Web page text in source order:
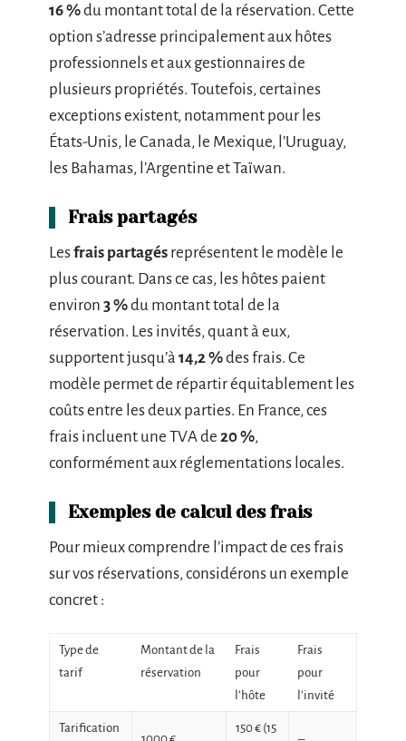
16 %du montant total de la réservation. Cette
option s’adresse principalement aux hôtes
professionnels et aux gestionnaires de
plusieurs propriétés. Toutefois, certaines
exceptions existent, notamment pour les
États-Unis, le Canada, le Mexique, l’Uruguay,
les Bahamas, l’Argentine et Taïwan.
Frais partagés
Lesfrais partagés représentent le modèle le
plus courant. Dans ce cas, les hôtes paient
environ 3 %du montant total de la
réservation. Les invités, quant à eux,
supportent jusqu’à 14,2 %des frais. Ce
modèle permet de répartir équitablement les
coûts entre les deux parties. En France, ces
frais incluent une TVA de 20 %,
conformément aux réglementations locales.
Exemples de calcul des frais
Pour mieux comprendre l’impact de ces frais
sur vos réservations, considérons un exemple
concret :
Type de
tarif
Montant de la
réservation
Frais
pour
l’hôte
Frais
pour
l’invité
Tarification
150 € (15